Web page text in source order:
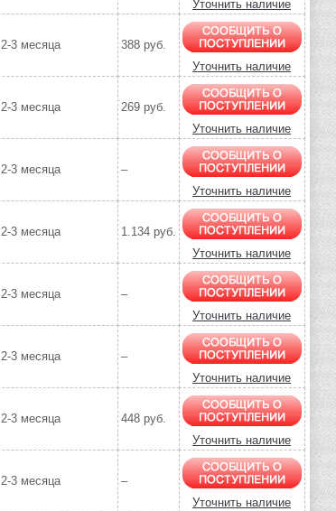
Уточнить наличие
2-3 месяца
388 руб.
Уточнить наличие
2-3 месяца
269 руб.
Уточнить наличие
2-3 месяца
–
Уточнить наличие
2-3 месяца
1.134 руб.
Уточнить наличие
2-3 месяца
–
Уточнить наличие
2-3 месяца
–
Уточнить наличие
2-3 месяца
448 руб.
Уточнить наличие
2-3 месяца
–
Уточнить наличие